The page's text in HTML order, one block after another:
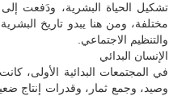
تشكيل الحياة البشرية، ودَفعت
مختلفة، ومن هنا يبدو تاريخ
والتنظيم الاجتماعي.
الإنسان البدائي
في المجتمعات البدائية الأولى،
وصيد، وجمع ثمار، وقدرات إنتاج